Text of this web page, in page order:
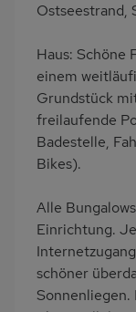
Ruhige Lage
Nichtraucher
Bettwäsche
Ostseestrand,
Haus: Schöne
einem
Grundstück
freilaufende
Badestelle,
Bikes).
Alle
Einrichtung.
schöner
Sonnenliegen.